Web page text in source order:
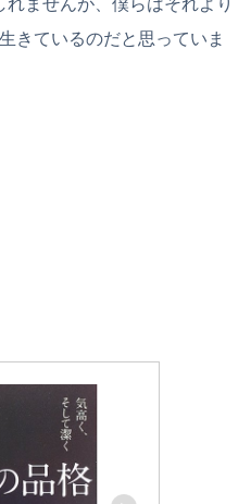
きているのだと思っていま